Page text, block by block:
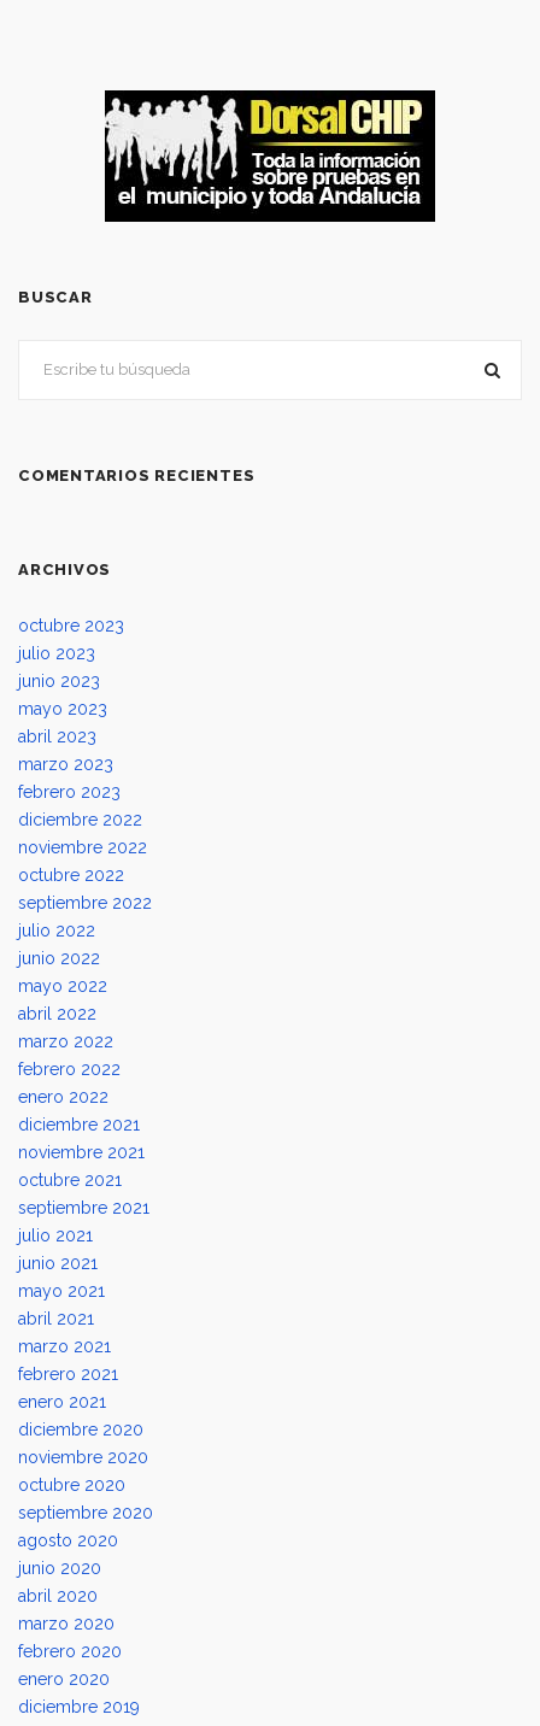
BUSCAR
COMENTARIOS RECIENTES
ARCHIVOS
octubre 2023
julio 2023
junio 2023
mayo 2023
abril 2023
marzo 2023
febrero 2023
diciembre 2022
noviembre 2022
octubre 2022
septiembre 2022
julio 2022
junio 2022
mayo 2022
abril 2022
marzo 2022
febrero 2022
enero 2022
diciembre 2021
noviembre 2021
octubre 2021
septiembre 2021
julio 2021
junio 2021
mayo 2021
abril 2021
marzo 2021
febrero 2021
enero 2021
diciembre 2020
noviembre 2020
octubre 2020
septiembre 2020
agosto 2020
junio 2020
abril 2020
marzo 2020
febrero 2020
enero 2020
diciembre 2019